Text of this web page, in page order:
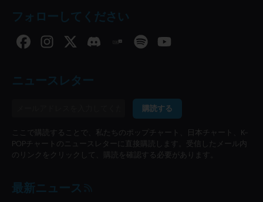
フォローしてください
ニュースレター
購読する
ここで購読することで、私たちのポップチャート、日本チャート、K-
POPチャートのニュースレターに直接購読します。受信したメール内
のリンクをクリックして、購読を確認する必要があります。
最新ニュース